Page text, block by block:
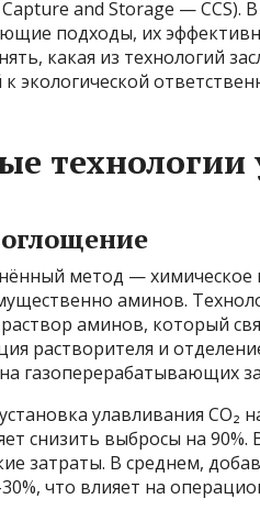
and Storage — CCS).
подходы, их
какая из технологий
экологической
технологии
метод —
аминов.
аминов, который
растворителя и
газоперерабатывающих
улавливания CO₂
снизить выбросы на
затраты. В среднем,
что влияет на